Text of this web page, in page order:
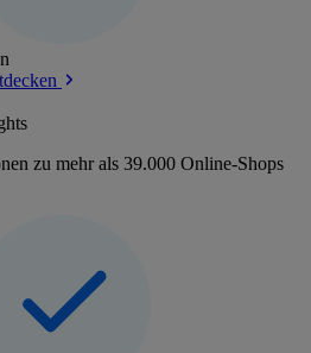
zu mehr als 39.000 Online-Shops